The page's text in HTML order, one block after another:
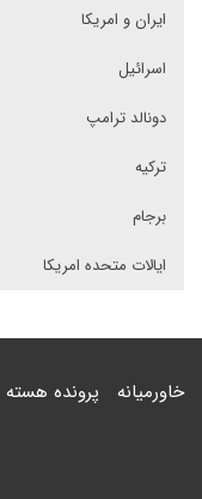
ایران و امریکا
اسرائیل
دونالد ترامپ
ترکیه
برجام
ایالات متحده امریکا
خاورمیانه پرونده